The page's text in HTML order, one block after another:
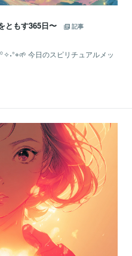
ともす365日〜
記事
今日のスピリチュアルメッ